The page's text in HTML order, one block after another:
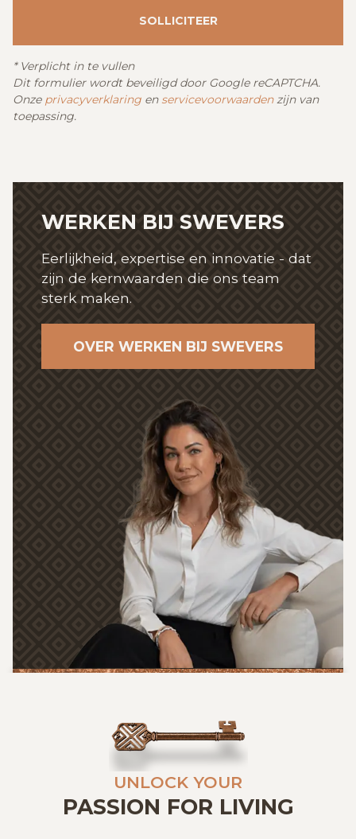
SOLLICITEER
*Verplicht in te vullen
Dit formulier wordt beveiligd door Google reCAPTCHA.
Onze privacyverklaring en servicevoorwaardenzijn van
toepassing.
WERKEN BIJ SWEVERS
Eerlijkheid, expertise en innovatie - dat
zijn de kernwaarden die ons team
sterk maken.
OVER WERKEN BIJ SWEVERS
UNLOCK YOUR
PASSION FOR LIVING